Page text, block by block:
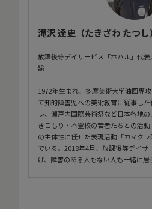
滝沢 達史（たきざわ たつし
放課後等デイサービス「ホハル」代
諭
1972年生まれ。多摩美術大学油画専
て知的障害児への美術教育に従事し
レ、瀬戸内国際芸術祭など日本各地
きこもり・不登校の若者たちとの活
の主体性に任せた表現活動「カマク
でいる。2018年4月、放課後等デイサ
げ、障害のある人もない人も一緒に居